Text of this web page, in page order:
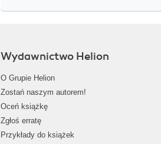
Wydawnictwo Helion
O Grupie Helion
Zostań naszym autorem!
Oceń książkę
Zgłoś erratę
Przykłady do książek